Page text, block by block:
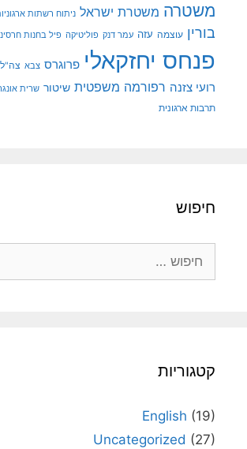
משטרה משטרת ישראל ניתוח רשתות
בורין עוצמה עזה עמר דנק פוליטיקה פיל בחנות
פנחס יחזקאלי פרוגרס צבא צה"ל
רועי צזנה רפורמה משפטית שיטור שרית
תרבות ארגונית
חיפוש
קטגוריות
English (19)
Uncategorized (27)